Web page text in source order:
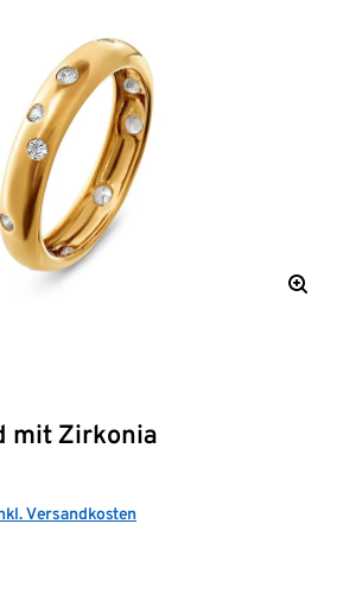
mit Zirkonia
Versandkosten